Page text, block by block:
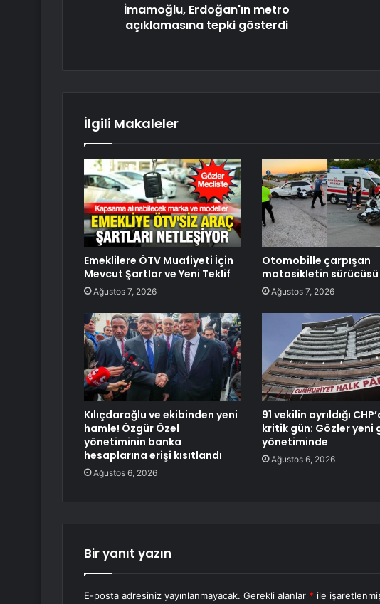
İmamoğlu, Erdoğan'ın metro
açıklamasına tepki gösterdi
İlgili Makaleler
Emeklilere ÖTV Muafiyeti İçin
Mevcut Şartlar ve Yeni Teklif
Ağustos 7, 2026
Otomobille çarpışan
motosikletin
Ağustos 7, 2026
Kılıçdaroğlu ve ekibinden yeni
hamle! Özgür Özel
yönetiminin banka
hesaplarına erişi kısıtlandı
Ağustos 6, 2026
91 vekilin ayrıldığı
kritik gün: Gözler yeni
yönetiminde
Ağustos 6, 2026
Bir yanıt yazın
E-posta adresiniz yayınlanmayacak. Gerekli alanlar * ile